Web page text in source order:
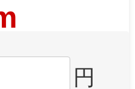
円